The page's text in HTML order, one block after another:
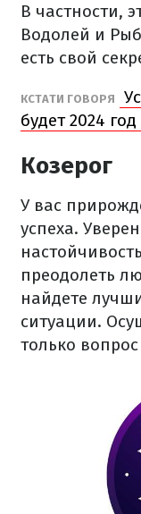
В частности,
Водолей и
есть свой
КСТАТИ ГОВОРЯ
будет 2024
Козерог
У вас
успеха.
преодолеть
найдете
ситуации.
только